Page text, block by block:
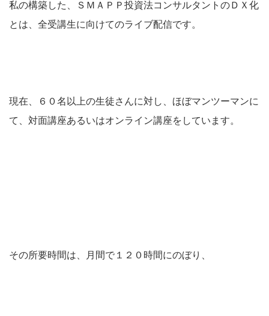
私の構築した、ＳＭＡＰＰ投資法コンサルタントのＤＸ化
とは、全受講生に向けてのライブ配信です。
現在、６０名以上の生徒さんに対し、ほぼマンツーマンに
て、対面講座あるいはオンライン講座をしています。
その所要時間は、月間で１２０時間にのぼり、